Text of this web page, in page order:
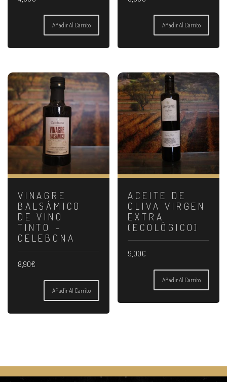
Añadir Al Carrito Añadir Al Carrito
VINAGRE
BALSÁMICO
DE VINO
TINTO –
CELEBONA
8,90€
Añadir Al Carrito
ACEITE DE
OLIVA VIRGEN
EXTRA
(ECOLÓGICO)
9,00€
Añadir Al Carrito